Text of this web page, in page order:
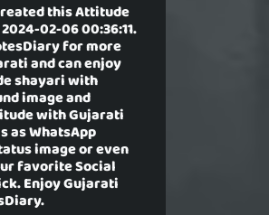
thisAttitude
02-06 00:36:11.
for more
and can enjoy
shayari with
image and
with Gujarati
as WhatsApp
image or even
favorite Social
Enjoy Gujarati